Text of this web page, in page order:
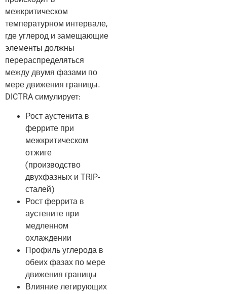
межкритическом
температурном интервале,
где углерод и замещающие
элементы должны
перераспределяться
между двумя фазами по
мере движения границы.
DICTRA симулирует:
Рост аустенита в
феррите при
межкритическом
отжиге
(производство
двухфазных и TRIP-
сталей)
Рост феррита в
аустените при
медленном
охлаждении
Профиль углерода в
обеих фазах по мере
движения границы
Влияние легирующих